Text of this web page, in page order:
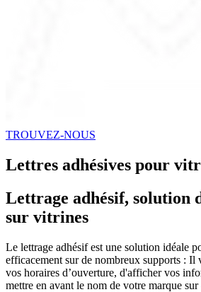
TROUVEZ-NOUS
Lettres adhésives pour
Lettrage adhésif, solution
sur vitrines
Le lettrage adhésif est une solution idéale
efficacement sur de nombreux supports : Il
vos horaires d’ouverture, d'afficher vos
mettre en avant le nom de votre marque